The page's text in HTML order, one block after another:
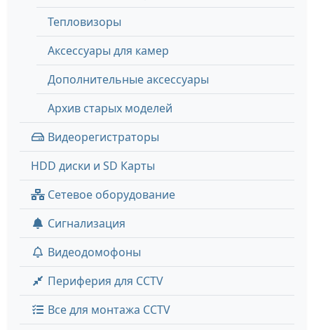
Тепловизоры
Аксессуары для камер
Дополнительные аксессуары
Архив старых моделей
Видеорегистраторы
HDD диски и SD Карты
Сетевое оборудование
Сигнализация
Видеодомофоны
Периферия для CCTV
Все для монтажа CCTV